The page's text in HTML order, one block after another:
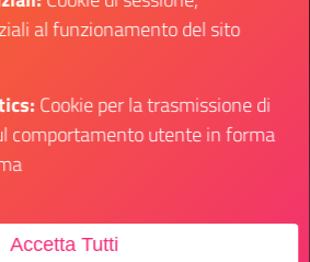
al funzionamento del sito
Cookie per la trasmissione di
comportamento utente in forma
Accetta Tutti